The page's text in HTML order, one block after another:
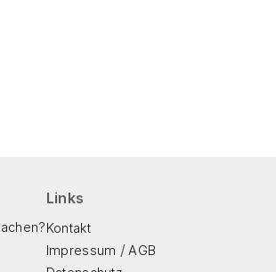
Links
Kontakt
Impressum /AGB